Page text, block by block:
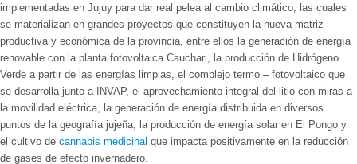
implementadas en Jujuy para dar real pelea al cambio climático, las cuales
se materializan en grandes proyectos que constituyen la nueva matriz
productiva y económica de la provincia, entre ellos la generación de energía
renovable con la planta fotovoltaica Cauchari, la producción de Hidrógeno
Verde a partir de las energías limpias, el complejo termo – fotovoltaico que
se desarrolla junto a INVAP, el aprovechamiento integral del litio con miras a
la movilidad eléctrica, la generación de energía distribuida en diversos
puntos de la geografía jujeña, la producción de energía solar en El Pongo y
el cultivo de cannabis medicinal que impacta positivamente en la reducción
de gases de efecto invernadero.